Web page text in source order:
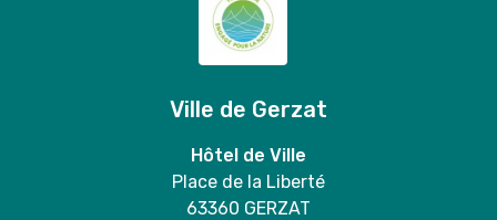
Ville de Gerzat
Hôtel de Ville
Place de la Liberté
63360 GERZAT